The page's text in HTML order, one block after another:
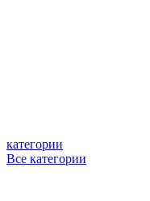
категории
Все категории